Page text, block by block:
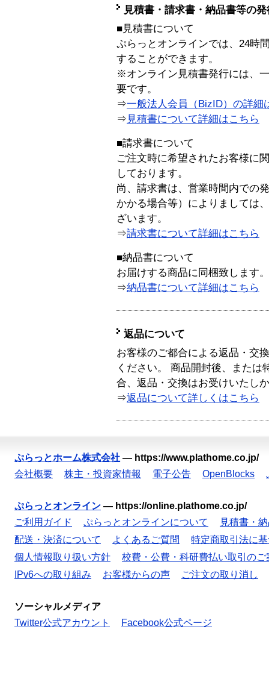
見積書・請求書・納品書等の
■見積書について
ぷらっとオンラインでは、24時
することができます。
※オンライン見積書発行には、
要です。
⇒一般法人会員（BizID）の詳細
⇒ 見積書について詳細はこちら
■請求書について
ご注文時に希望されたお客様に
しております。
尚、請求書は、営業時間内での
かかる場合等）によりましては
ざいます。
⇒請求書について詳細はこちら
■納品書について
お届けする商品に同梱致します。
⇒納品書について詳細はこちら
返品について
お客様のご都合による返品・交
ください。 商品開封後、または
合、返品・交換はお受けいたし
⇒返品について詳しくはこちら
ぷらっとホーム株式会社 — https://www.plathome.co.jp/
会社概要
株主・投資家情報 電子公告 OpenBlocks
ぷらっとオンライン — https://online.plathome.co.jp/
ご利用ガイド
ぷらっとオンラインについて
見積書・
配送・決済について
よくあるご質問
特定商取引法に
個人情報取り扱い方針
校費・公費・科研費払い取引のご
IPv6への取り組み
お客様からの声 ご注文の取り消し
ソーシャルメディア
Twitter公式アカウント
Facebook公式ページ